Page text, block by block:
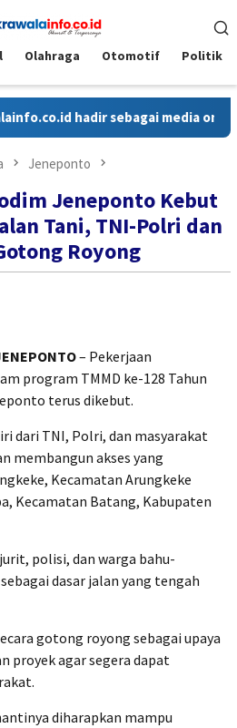
Olahraga Otomotif Politik
hadir sebagai media
Jeneponto
Jeneponto Kebut
Tani, TNI-Polri dan
Royong
– Pekerjaan
program TMMD ke-128 Tahun
terus dikebut.
dari TNI, Polri, dan masyarakat
membangun akses yang
Kecamatan Arungkeke
Kecamatan Batang, Kabupaten
polisi, dan warga bahu-
dasar jalan yang tengah
gotong royong sebagai upaya
proyek agar segera dapat
diharapkan mampu